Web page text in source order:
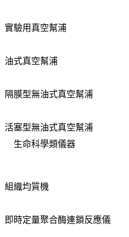
實驗用真空幫浦
油式真空幫浦
隔膜型無油式真空幫浦
活塞型無油式真空幫浦
生命科學類儀器
組織均質機
即時定量聚合酶連鎖反應儀